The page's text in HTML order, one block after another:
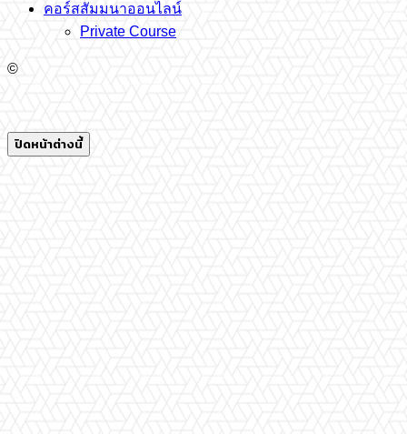
คอร์สสัมมนาออนไลน์
Private Course
©
ปิดหน้าต่างนี้